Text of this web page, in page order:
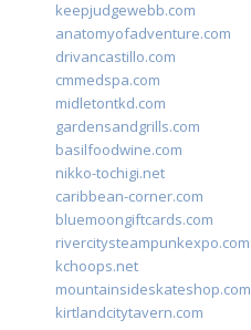
keepjudgewebb.com
anatomyofadventure.com
drivancastillo.com
cmmedspa.com
midletontkd.com
gardensandgrills.com
basilfoodwine.com
nikko-tochigi.net
caribbean-corner.com
bluemoongiftcards.com
rivercitysteampunkexpo.com
kchoops.net
mountainsideskateshop.com
kirtlandcitytavern.com